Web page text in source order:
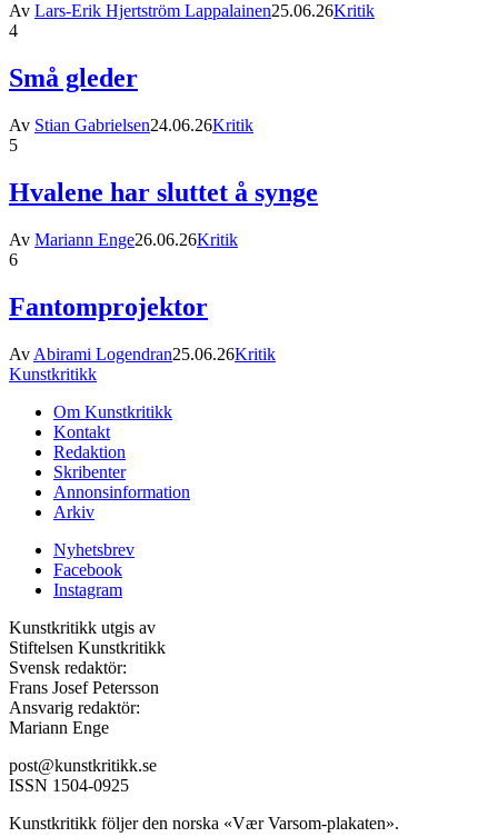
Av Lars-Erik Hjertström Lappalainen25.06.26Kritik
4
Små gleder
Av Stian Gabrielsen24.06.26Kritik
5
Hvalene har sluttet å synge
Av Mariann Enge26.06.26Kritik
6
Fantomprojektor
Av Abirami Logendran25.06.26Kritik
Kunstkritikk
Om Kunstkritikk
Kontakt
Redaktion
Skribenter
Annonsinformation
Arkiv
Nyhetsbrev
Facebook
Instagram
Kunstkritikk utgis av
Stiftelsen Kunstkritikk
Svensk redaktör:
Frans Josef Petersson
Ansvarig redaktör:
Mariann Enge
post@kunstkritikk.se
ISSN 1504-0925
Kunstkritikk följer den norska «Vær Varsom-plakaten».